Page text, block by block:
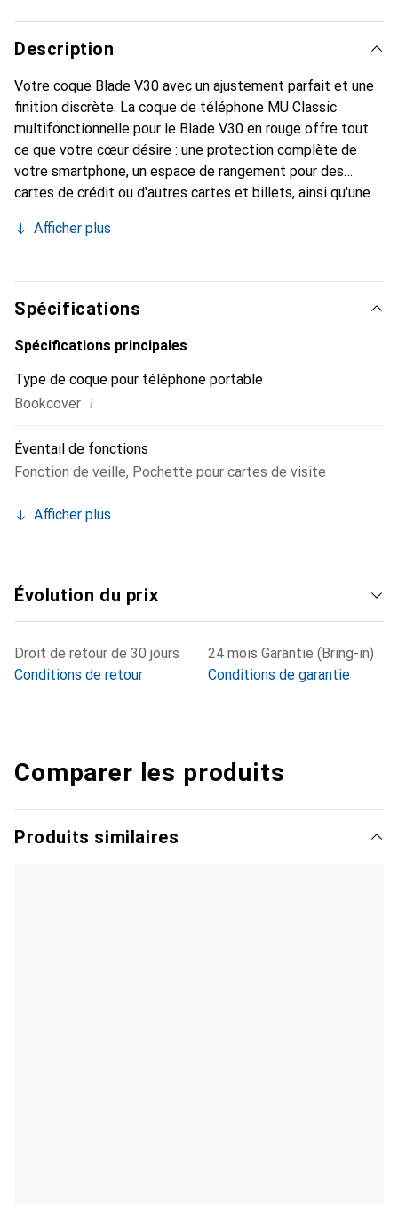
Description
Votre coque Blade V30 avec un ajustement parfait et une
finition discrète. La coque de téléphone MU Classic
multifonctionnelle pour le Blade V30 en rouge offre tout
ce que votre cœur désire : une protection complète de
votre smartphone, un espace de rangement pour des
cartes de crédit ou d'autres cartes et billets, ainsi qu'une
positionner votre Blade V30 en toute sécurité et regarder
fonctionnalités, cette housse de livre rouge donne à votre
smartphone un look classique en cuir. Grâce à la fermeture
magnétique, cette coque Blade V30 protège votre
appareil dans toutes les situations. De plus, toutes les
est possible de téléphoner sans problème même avec la
coque fermée.
Afficher plus
Spécifications
Spécifications principales
Type de coque pour téléphone portable
Bookcover i
Éventail de fonctions
Fonction de veille, Pochette pour cartes de visite
Afficher plus
Évolution du prix
Droit de retour de 30 jours
Conditions de retour
24 mois Garantie (Bring-in)
Conditions de garantie
Comparer les produits
Produits similaires